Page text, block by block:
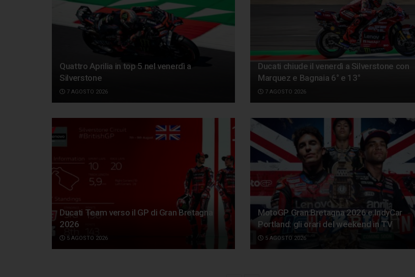
Quattro Aprilia in top 5 nel venerdì a
Silverstone
7 AGOSTO 2026
Ducati chiude il venerdì a Silverstone con
Marquez e Bagnaia 6° e 13°
7 AGOSTO 2026
Ducati Team verso il GP di Gran Bretagna
2026
5 AGOSTO 2026
MotoGP Gran Bretagna 2026 e IndyCar
Portland: gli orari del weekend in TV
5 AGOSTO 2026